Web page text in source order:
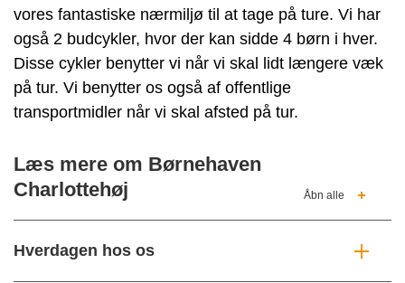
vores fantastiske nærmiljø til at tage på ture. Vi har
også 2 budcykler, hvor der kan sidde 4 børn i hver.
Disse cykler benytter vi når vi skal lidt længere væk
på tur. Vi benytter os også af offentlige
transportmidler når vi skal afsted på tur.
Læs mere om Børnehaven
Charlottehøj
Åbn alle
Hverdagen hos os